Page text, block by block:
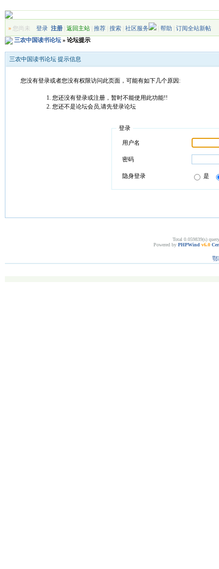
»您尚未 登录 注册| 返回主站| 推荐| 搜索| 社区服务 | 帮助
订阅全站新帖
三农中国读书论坛» 论坛提示
三农中国读书论坛 提示信息
您没有登录或者您没有权限访问此页面，可能有如下几个原因:
您还没有登录或注册，暂时不能使用此功能!!
您还不是论坛会员,请先登录论坛
登录
用户名
密码
隐身登录 是
Total 0.059839(s)
Powered by PHPWind v6.0
鄂